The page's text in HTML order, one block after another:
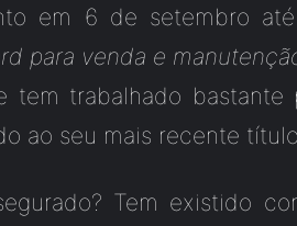
em 6 de setembro até
para venda e
trabalhado bastante
ao seu mais recente
Tem existido